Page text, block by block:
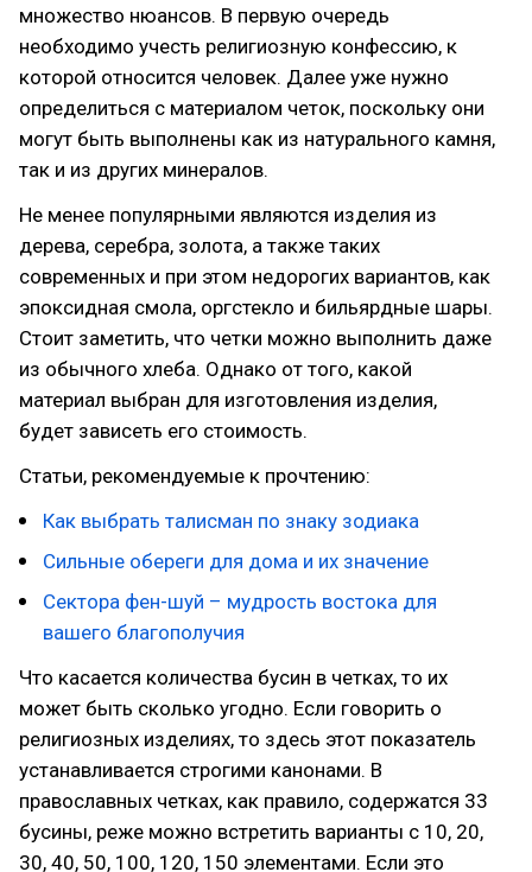
множество нюансов. В первую очередь
необходимо учесть религиозную конфессию, к
которой относится человек. Далее уже нужно
определиться с материалом четок, поскольку они
могут быть выполнены как из натурального камня,
так и из других минералов.
Не менее популярными являются изделия из
дерева, серебра, золота, а также таких
современных и при этом недорогих вариантов, как
эпоксидная смола, оргстекло и бильярдные шары.
Стоит заметить, что четки можно выполнить даже
из обычного хлеба. Однако от того, какой
материал выбран для изготовления изделия,
будет зависеть его стоимость.
Статьи, рекомендуемые к прочтению:
Как выбрать талисман по знаку зодиака
Сильные обереги для дома и их значение
Сектора фен-шуй – мудрость востока для
вашего благополучия
Что касается количества бусин в четках, то их
может быть сколько угодно. Если говорить о
религиозных изделиях, то здесь этот показатель
устанавливается строгими канонами. В
православных четках, как правило, содержатся 33
бусины, реже можно встретить варианты с 10, 20,
30, 40, 50, 100, 120, 150 элементами. Если это